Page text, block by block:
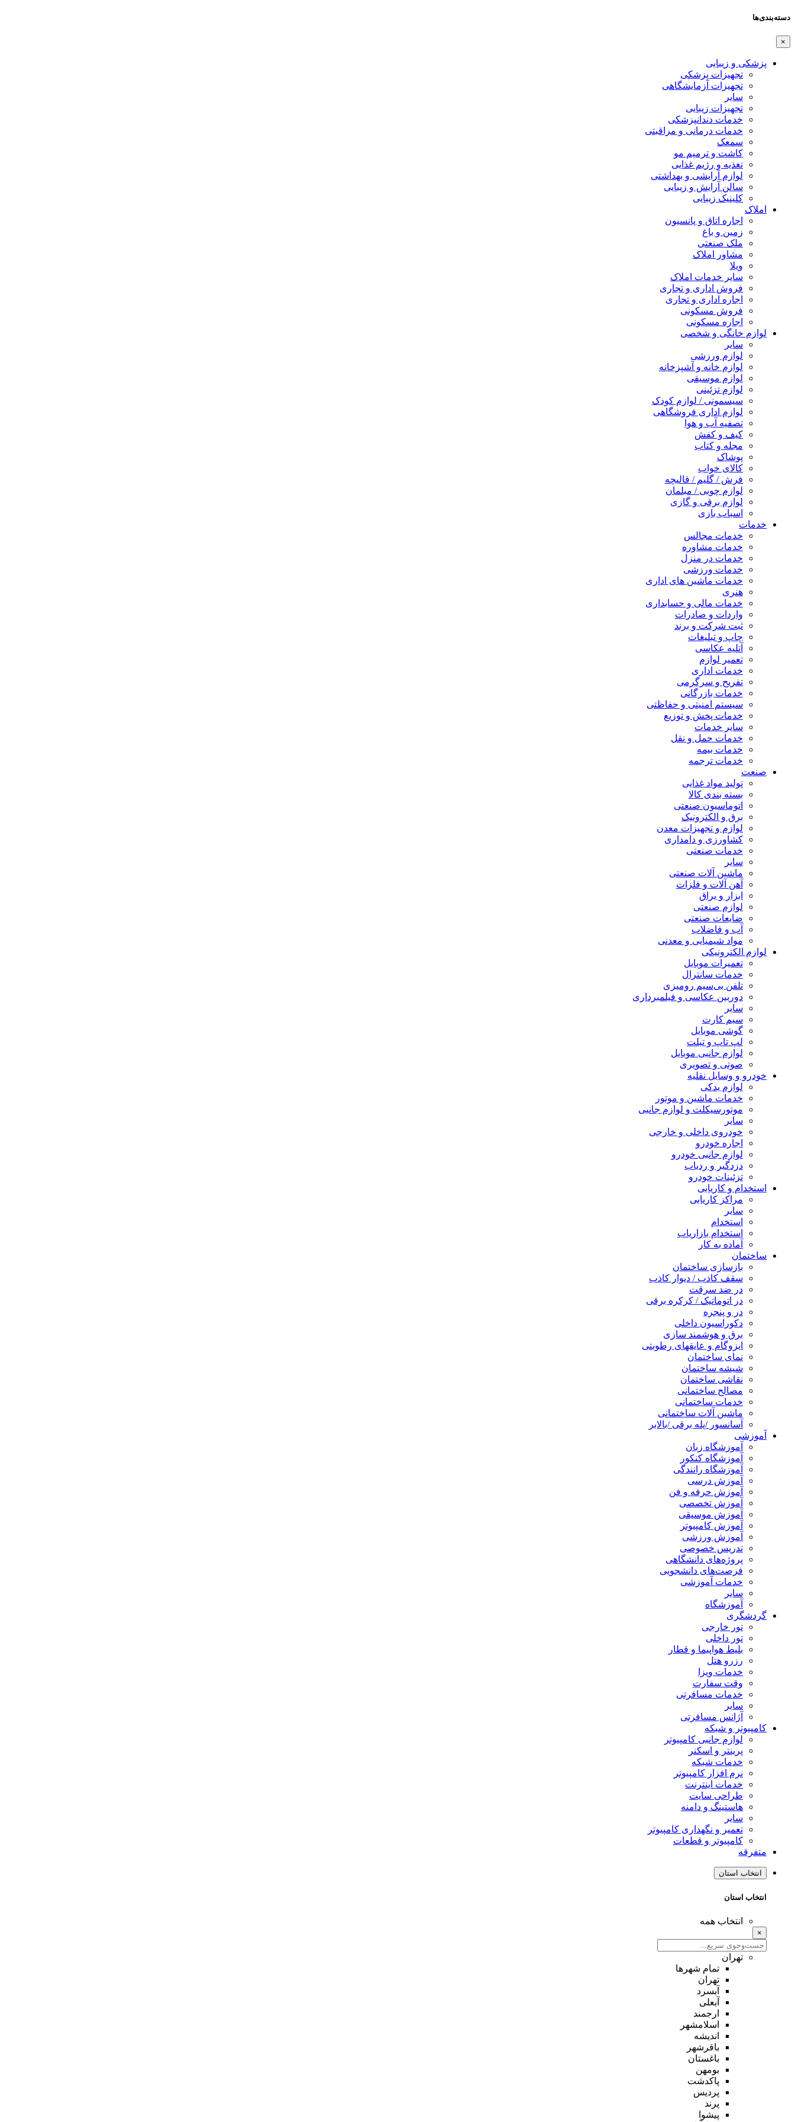
دسته‌بندی‌ها
×
پزشکی و زیبایی
تجهیزات پزشکی
تجهیزات آزمایشگاهی
سایر
تجهیزات زیبایی
خدمات دندانپزشکی
خدمات درمانی و مراقبتی
سمعک
کاشت و ترمیم مو
تغذیه و رژیم غذایی
لوازم آرایشی و بهداشتی
سالن آرایش و زیبایی
کلینیک زیبایی
املاک
اجاره اتاق و پانسیون
زمین و باغ
ملک صنعتی
مشاور املاک
ویلا
سایر خدمات املاک
فروش اداری و تجاری
اجاره اداری و تجاری
فروش مسکونی
اجاره مسکونی
لوازم خانگی و شخصی
سایر
لوازم ورزشی
لوازم خانه و آشپزخانه
لوازم موسیقی
لوازم تزئینی
سیسمونی / لوازم کودک
لوازم اداری فروشگاهی
تصفیه آب و هوا
کیف و کفش
مجله و کتاب
پوشاک
کالای خواب
فرش / گلیم / قالیچه
لوازم چوبی / مبلمان
لوازم برقی و گازی
اسباب بازی
خدمات
خدمات مجالس
خدمات مشاوره
خدمات در منزل
خدمات ورزشی
خدمات ماشین های اداری
هنری
خدمات مالی و حسابداری
واردات و صادرات
ثبت شرکت و برند
چاپ و تبلیغات
آتلیه عکاسی
تعمیر لوازم
خدمات اداری
تفریح و سرگرمی
خدمات بازرگانی
سیستم امنیتی و حفاظتی
خدمات پخش و توزیع
سایر خدمات
خدمات حمل و نقل
خدمات بیمه
خدمات ترجمه
صنعت
تولید مواد غذایی
بسته بندی کالا
اتوماسیون صنعتی
برق و الکترونیک
لوازم و تجهیزات معدن
کشاورزی و دامداری
خدمات صنعتی
سایر
ماشین آلات صنعتی
آهن آلات و فلزات
ابزار و یراق
لوازم صنعتی
ضایعات صنعتی
آب و فاضلاب
مواد شیمیایی و معدنی
لوازم الکترونیکی
تعمیرات موبایل
خدمات سانترال
تلفن بی‌سیم رومیزی
دوربین عکاسی و فیلمبرداری
سایر
سیم کارت
گوشی موبایل
لپ تاپ و تبلت
لوازم جانبی موبایل
صوتی و تصویری
خودرو و وسایل نقلیه
لوازم یدکی
خدمات ماشین و موتور
موتورسیکلت و لوازم جانبی
سایر
خودروی داخلی و خارجی
اجاره خودرو
لوازم جانبی خودرو
دزدگیر و ردیاب
تزئینات خودرو
استخدام و کاریابی
مراکز کاریابی
سایر
استخدام
استخدام بازاریاب
آماده به کار
ساختمان
بازسازی ساختمان
سقف کاذب / دیوار کاذب
در ضد سرقت
در اتوماتیک / کرکره برقی
در و پنجره
دکوراسیون داخلی
برق و هوشمند سازی
ایزوگام و عایقهای رطوبتی
نمای ساختمان
شیشه ساختمان
نقاشی ساختمان
مصالح ساختمانی
خدمات ساختمانی
ماشین آلات ساختمانی
آسانسور /پله برقی /بالابر
آموزشی
آموزشگاه زبان
آموزشگاه کنکور
آموزشگاه رانندگی
آموزش درسی
آموزش حرفه و فن
آموزش تخصصی
آموزش موسیقی
آموزش کامپیوتر
آموزش ورزشی
تدریس خصوصی
پروژه‌های دانشگاهی
فرصت‌های دانشجویی
خدمات آموزشی
سایر
آموزشگاه
گردشگری
تور خارجی
تور داخلی
بلیط هواپیما و قطار
رزرو هتل
خدمات ویزا
وقت سفارت
خدمات مسافرتی
سایر
آژانس مسافرتی
کامپیوتر و شبکه
لوازم جانبی کامپیوتر
پرینتر و اسکنر
خدمات شبکه
نرم افزار کامپیوتر
خدمات اینترنت
طراحی سایت
هاستینگ و دامنه
سایر
تعمیر و نگهداری کامپیوتر
کامپیوتر و قطعات
متفرقه
انتخاب استان
انتخاب استان
انتخاب همه
×
تهران
تمام شهر‌ها
تهران
آبسرد
آبعلی
ارجمند
اسلامشهر
اندیشه
باقرشهر
باغستان
بومهن
پاکدشت
پردیس
پرند
پیشوا